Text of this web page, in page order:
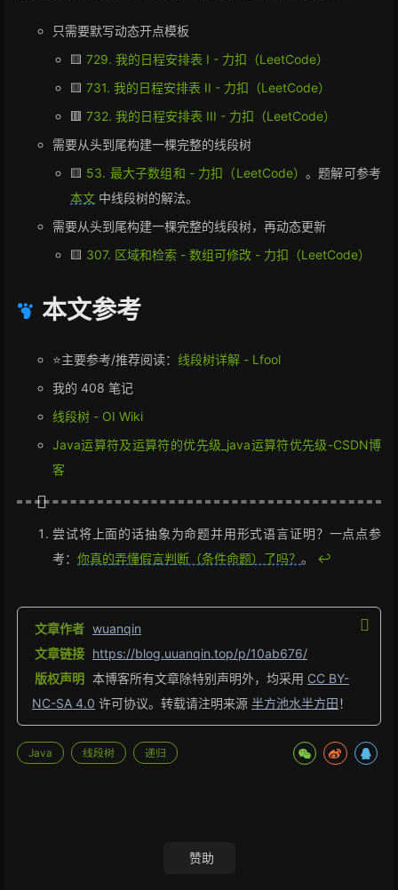
36
43
52
	vals[nodeId<<
1 | 1
	adds[nodeId<<
	adds[nodeId<<
	adds[nodeId]=
0 ;
public int query(int nodeId, int start ,
if(l<=start&&end<=r){
	}
int mid = (start+end)/
int ans=0 ;
	pushDown(nodeId,mid-start+
1,end-mid);
if(l<=mid)ans+=query(nodeId<<1
return
}
只需要默写动态开点模板
🟨 729. 我的日程安排表 I - 力扣（LeetCode）
🟨 731. 我的日程安排表 II - 力扣（LeetCode）
🟥 732. 我的日程安排表 III - 力扣（LeetCode）
需要从头到尾构建一棵完整的线段树
🟨 53. 最大子数组和 - 力扣（LeetCode）。题解可参考
本文 中线段树的解法。
需要从头到尾构建一棵完整的线段树，再动态更新
🟨 307. 区域和检索 - 数组可修改 - 力扣（LeetCode）
本文参考
⭐主要参考/推荐阅读： 线段树详解 - Lfool
我的 408 笔记
线段树 - OI Wiki
Java运算符及运算符的优先级_java运算符优先级-CSDN博
客
尝试将上面的话抽象为命题并用形式语言证明？一点点参
考： 你真的弄懂假言判断（条件命题）了吗？ 。 ↩︎
文章作者 wuanqin
文章链接 https://blog.uuanqin.top/p/10ab676/
版权声明 本博客所有文章除特别声明外，均采用 CC BY-
NC-SA 4.0 许可协议。转载请注明来源 半方池水半方田！
Java 线段树 递归
赞助